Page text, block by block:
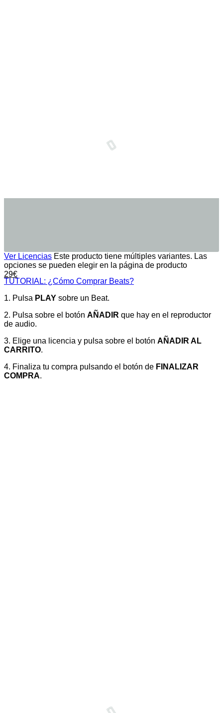
Ver Licencias Este producto tiene múltiples variantes. Las
opciones se pueden elegir en la página de producto
29€
TUTORIAL: ¿Cómo Comprar Beats?
1. Pulsa PLAY sobre un Beat.
2. Pulsa sobre el botón AÑADIR que hay en el reproductor
de audio.
3. Elige una licencia y pulsa sobre el botón AÑADIR AL
CARRITO.
4. Finaliza tu compra pulsando el botón de FINALIZAR
COMPRA.